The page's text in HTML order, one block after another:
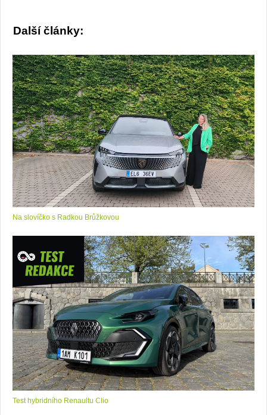
Další články:
Na slovíčko s Radkou Brůžkovou
Test hybridního Renaultu Clio